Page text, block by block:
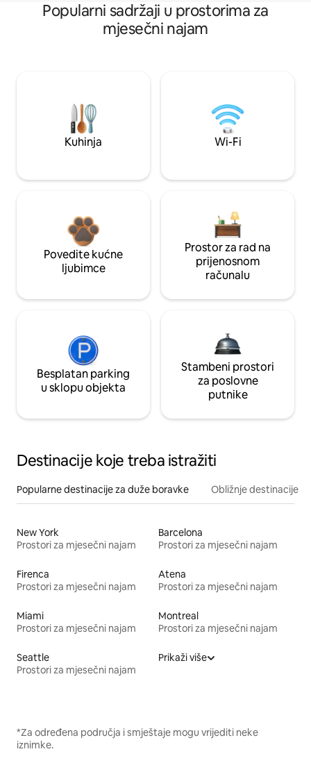
Popularni sadržaji u prostorima za
mjesečni najam
Kuhinja Wi-Fi
Povedite kućne
ljubimce
Prostor za rad na
prijenosnom
računalu
Besplatan parking
u sklopu objekta
Stambeni prostori
za poslovne
putnike
Destinacije koje treba istražiti
Popularne destinacije za duže boravke Obližnje destinacije
New York
Prostori za mjesečni najam
Barcelona
Prostori za mjesečni najam
Firenca
Prostori za mjesečni najam
Atena
Prostori za mjesečni najam
Miami
Prostori za mjesečni najam
Montreal
Prostori za mjesečni najam
Seattle
Prostori za mjesečni najam
Prikaži više
*Za određena područja i smještaje mogu vrijediti neke
iznimke.